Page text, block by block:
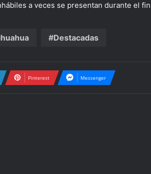
a veces se presentan durante el
Destacadas
Pinterest Messenger